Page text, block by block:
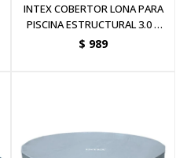
INTEX COBERTOR LONA PARA
PISCINA ESTRUCTURAL 3.0 X
2.0 METROS
$ 989